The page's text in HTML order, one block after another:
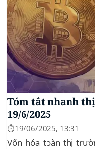
Tóm tắt nhanh
19/6/2025
⏱️19/06/2025, 13:31
Vốn hóa toàn thị